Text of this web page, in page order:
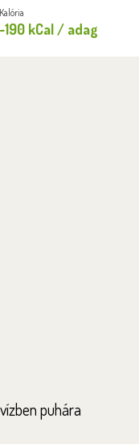
Kalória
~190 kCal / adag
puhára